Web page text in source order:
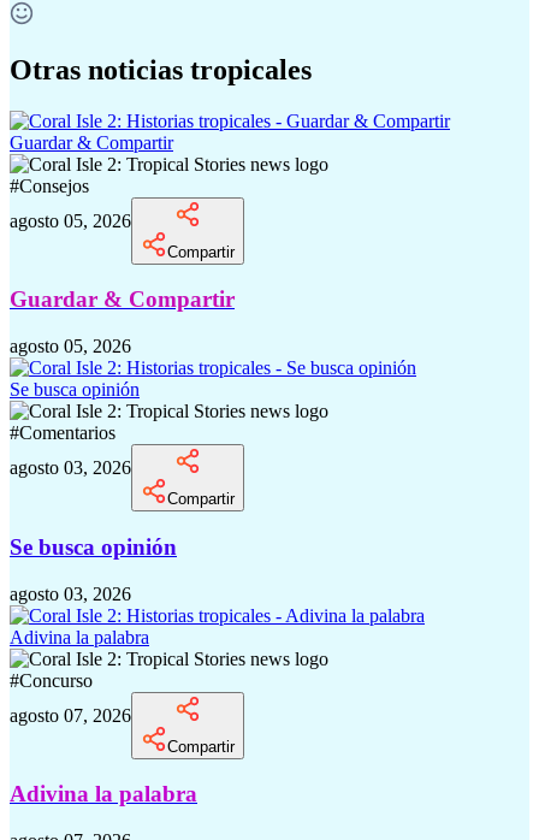
Otras noticias tropicales
Guardar & Compartir
#Consejos
agosto 05, 2026
Compartir
Guardar & Compartir
agosto 05, 2026
Se busca opinión
#Comentarios
agosto 03, 2026
Compartir
Se busca opinión
agosto 03, 2026
Adivina la palabra
#Concurso
agosto 07, 2026
Compartir
Adivina la palabra